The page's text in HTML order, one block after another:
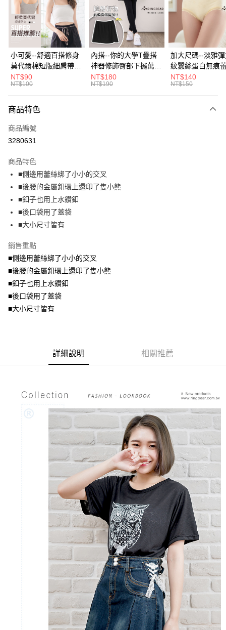
Apple Pay
街口支付
悠遊付
Google Pay
全盈+PAY
大哥付你分期
【大哥付你分期使用說明】
1.本服務由台灣大哥大提供，台灣大哥大用戶可立即使用無須另外申請。
流程，驗證手機門號後，選擇欲分期的期數、繳款截止日，確認付款後即完
成交易。
3.實際核准額度、可分期數及費用金額請依後續交易確認頁面所載為準。
4.訂單成立30分鐘內，如未前往確認交易或遇審核未通過，訂單將自動取
法說明評估內容。
【繳款方式說明】
1.分期款項不併入電信帳單，「大哥付你分期」於每月結算日後寄送繳費提
醒簡訊。
帳／街口支付／iPASS MONEY」等通路繳費。
【注意事項】
1.本服務係由「台灣大哥大股份有限公司」（以下簡稱本公司）所提供，讓
用戶於交易時，得透過本服務購買商品或服務，並由商店將買賣／分期付款
買賣價金債權讓與本公司後，依約使用本公司帳單繳交帳款。
資料（包含姓名、電話或地址）提供予台灣大哥大進項蒐集、處理及利用，
AFTEE先享後付
【關於「AFTEE先享後付」】
AFTEE先享後付是「在收到商品之後才付款」的支付方式。 讓您購物簡單
便利好安心！
１．簡單：不需註冊會員、不需綁卡、不需儲值。
２．便利：只要手機號碼，簡訊認證，即可結帳。
３．安心：先確認商品／服務後，再付款。
【「AFTEE先享後付」結帳流程】
結帳頁面，進行簡訊認證並確認金額後，即可完成結帳。
３．收到繳費通知簡訊後14天內，點擊此簡訊中的連結，可透過四大超商／
ATM／網路銀行／等多元方式進行付款，方視為交易完成。
※ 請注意：結帳手續完成當下不需立刻繳費，但若您需要取消訂單，請聯絡
購買商品的店家。未經商家同意取消之訂單仍視為有效，需透過AFTEE先享
後付繳納相關費用。
※ 交易是否成功請以「AFTEE先享後付 」之結帳頁面顯示為準，若有關於
１．透過由恩沛科技股份有限公司提供之「AFTEE先享後付」服務完成之交
３．未成年的使用者請事先徵得法定代理人或監護人之同意方可使用
「AFTEE先享後付」，若未經同意申辦者引起之損失，本公司不負相關責
４．使用「AFTEE先享後付」時，將依據個別帳號之用戶狀況，依本公司即
時審查核予不同之上限額度；若仍有額度不足之情形，本公司將視審查結果
請求用戶進行身份認證。
５．嚴禁一人註冊多個帳號或使用他人資訊註冊。若發現惡意使用之情形，
恩沛科技股份有限公司將有權停止該用戶之使用額度並採取法律行動。
ATM付款
全家取貨付款
每筆NT$70，滿NT$699(含以上)免運費
付款後全家取貨
每筆NT$70，滿NT$699(含以上)免運費
7-11取貨付款
每筆NT$70，滿NT$799(含以上)免運費
付款後7-11取貨
每筆NT$100，滿NT$1,000(含以上)免運費
小可愛--舒適百搭修身
莫代爾棉短版細肩帶素
色背心(白.黑.灰L-2L)-
U582眼圈熊中大尺碼
NT$90
NT$100
內搭--你的大學T疊搭
神器修飾臀部下擺萬用
內搭裙/遮臀裙(黑2L-
6L)-Q155眼圈熊中大
NT$180
NT$190
加大尺碼--淡雅
紋蠶絲蛋白無痕
角內褲(白.粉.藍.
3L)-L28眼圈熊中
NT$140
NT$150
商品特色
商品編號
3280631
商品特色
■側邊用蕾絲綁了小小的交叉
■後腰的金屬釦環上還印了隻小熊
■釦子也用上水鑽釦
■後口袋用了蓋袋
■大小尺寸皆有
銷售重點
■側邊用蕾絲綁了小小的交叉
■後腰的金屬釦環上還印了隻小熊
■釦子也用上水鑽釦
■後口袋用了蓋袋
■大小尺寸皆有
詳細說明 相關推薦